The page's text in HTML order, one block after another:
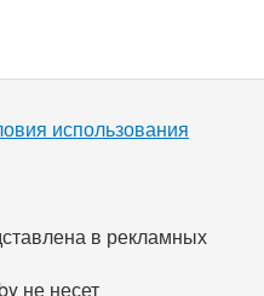
использования
в рекламных
не несет